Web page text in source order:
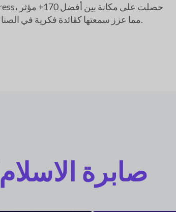
WordPress في DiviFlah، مما عزز سمعتها كقائدة فكرية في الصناعة.
صابرة الاسلام